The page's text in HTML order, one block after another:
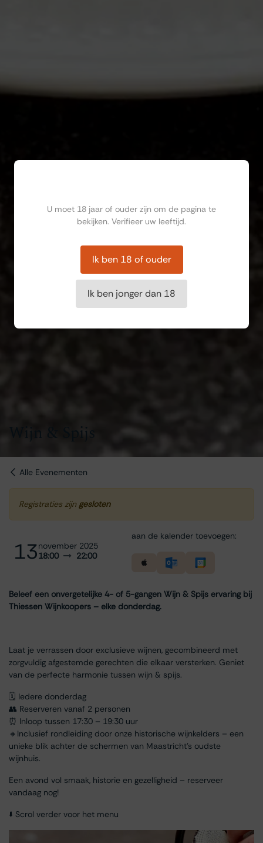
Wijn & Spijs
Alle Evenementen
Registraties zijn gesloten
13november 2025
18:00
22:00
aan de kalender toevoegen:
Beleef een onvergetelijke 4- of 5-gangen Wijn & Spijs ervaring bij
Thiessen Wijnkoopers – elke donderdag.
Laat je verrassen door exclusieve wijnen, gecombineerd met
zorgvuldig afgestemde gerechten die elkaar versterken. Geniet
van de perfecte harmonie tussen wijn & spijs.
🗓 Iedere donderdag
👥 Reserveren vanaf 2 personen
⏰ Inloop tussen 17:30 – 19:30 uur
🔸Inclusief rondleiding door onze historische wijnkelders – een
unieke blik achter de schermen van Maastricht’s oudste
wijnhuis.
Een avond vol smaak, historie en gezelligheid – reserveer
vandaag nog!
🢛 Scrol verder voor het menu
U moet 18 jaar of ouder zijn om de pagina te
bekijken. Verifieer uw leeftijd.
Ik ben 18 of ouder
Ik ben jonger dan 18